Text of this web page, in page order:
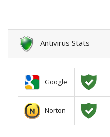
Antivirus Stats
Google
Norton